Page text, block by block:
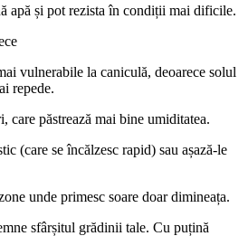
apă și pot rezista în condiții mai dificile.
vulnerabile la caniculă, deoarece solul
repede.
care păstrează mai bine umiditatea.
(care se încălzesc rapid) sau așază-le
unde primesc soare doar dimineața.
sfârșitul grădinii tale. Cu puțină